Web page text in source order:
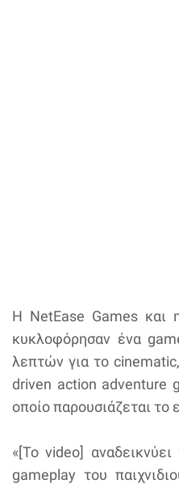
Η NetEase Games και
κυκλοφόρησαν ένα
λεπτών για το
driven action adventure
οποίο παρουσιάζεται το
«[Το video]
gameplay του